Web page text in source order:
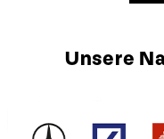
Unsere